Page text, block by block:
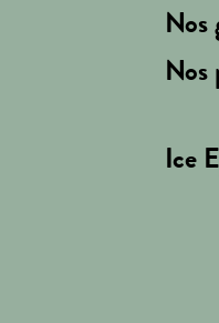
Nos
Nos
Ice